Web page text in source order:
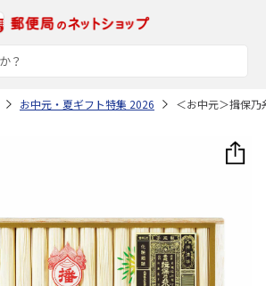
お中元・夏ギフト特集 2026 ＜お中元＞揖保